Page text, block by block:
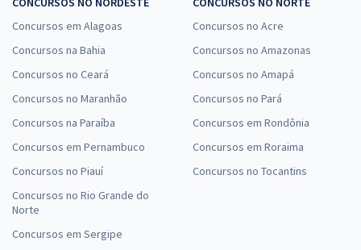
Concursos em Alagoas
Concursos na Bahia
Concursos no Ceará
Concursos no Maranhão
Concursos na Paraíba
Concursos em Pernambuco
Concursos no Piauí
Concursos no Rio Grande do
Norte
Concursos em Sergipe
Concursos no Acre
Concursos no Amazonas
Concursos no Amapá
Concursos no Pará
Concursos em Rondônia
Concursos em Roraima
Concursos no Tocantins